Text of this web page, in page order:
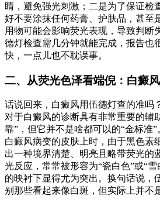
睛，避免强光刺激；二是为了保证检
好不要涂抹任何药膏、护肤品，甚至
用物可能会影响荧光表现，导致判断
德灯检查需几分钟就能完成，报告也
快，一点儿也不耽误事。
二、从荧光色泽看端倪：白癜
话说回来，白癜风用伍德灯查的准吗
对于白癜风的诊断具有非常重要的辅
靠”，但它并不是啥都可以的“金标准
白癜风病变的皮肤上时，由于黑色素
出一种境界清楚、明亮且略带荧光的
光反应，常常被形容为“瓷白色”或“
的映衬下显得尤为突出。换句话说，
别那些看起来像白斑，但实际上并不